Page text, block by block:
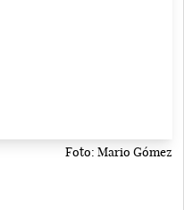
Foto: Mario Gómez